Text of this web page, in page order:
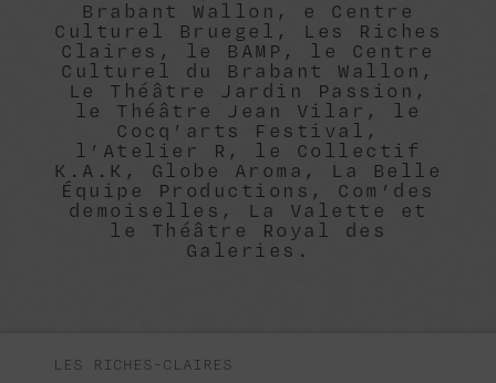
Brabant Wallon, e Centre
Culturel Bruegel, Les Riches
Claires, le BAMP, le Centre
Culturel du Brabant Wallon,
Le Théâtre Jardin Passion,
le Théâtre Jean Vilar, le
Cocq’arts Festival,
l’Atelier R, le Collectif
K.A.K, Globe Aroma, La Belle
Équipe Productions, Com’des
demoiselles, La Valette et
le Théâtre Royal des
Galeries.
LES RICHES-CLAIRES